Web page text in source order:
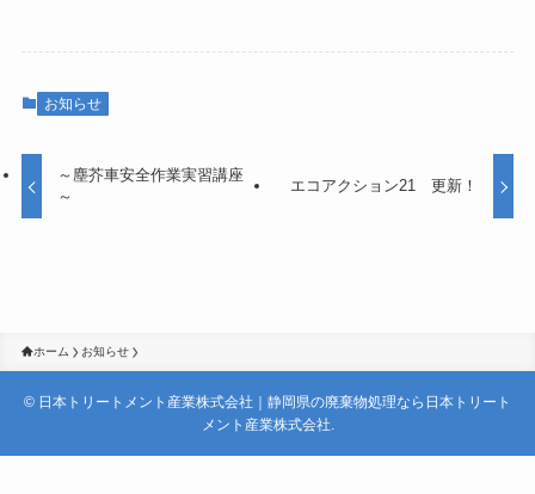
お知らせ
～塵芥車安全作業実習講座
～
エコアクション21 更新！
ホーム お知らせ
© 日本トリートメント産業株式会社｜静岡県の廃棄物処理なら日本トリート
メント産業株式会社.